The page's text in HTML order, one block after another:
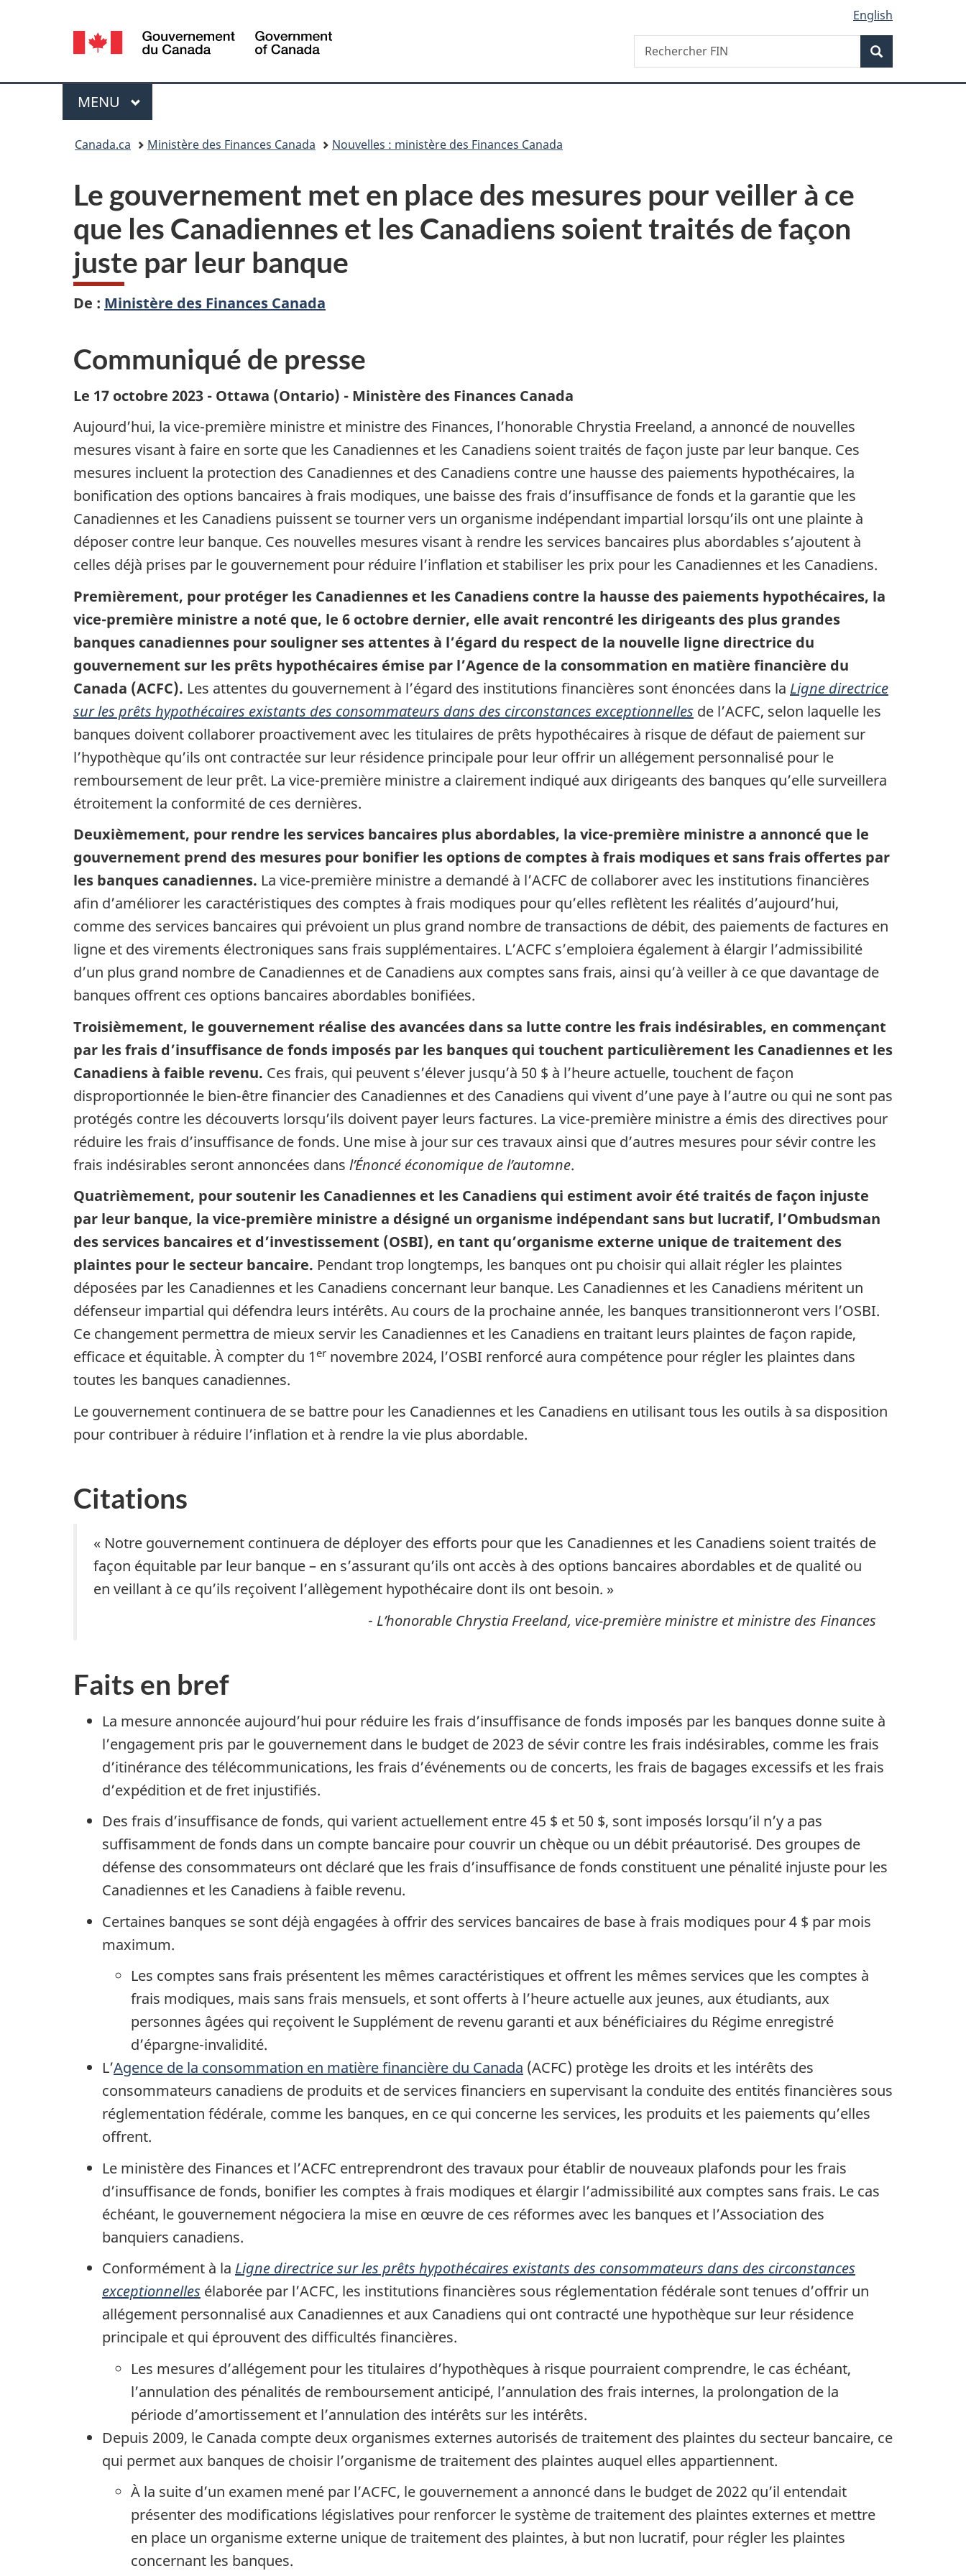
sujet
HTML
Sélection
de
la
langue
English
Canada
Recherche
Rechercher
FIN
Menu
MENU PRINCIPAL
Canada.ca Ministère des Finances Canada Nouvelles : ministère des Finances Canada
Le gouvernement met en place des mesures pour veiller à ce
que les Canadiennes et les Canadiens soient traités de façon
juste par leur banque
De : Ministère des Finances Canada
Communiqué de presse
Le 17 octobre 2023 - Ottawa (Ontario) - Ministère des Finances Canada
Aujourd’hui, la vice-première ministre et ministre des Finances, l’honorable Chrystia Freeland, a annoncé de nouvelles
mesures visant à faire en sorte que les Canadiennes et les Canadiens soient traités de façon juste par leur banque. Ces
mesures incluent la protection des Canadiennes et des Canadiens contre une hausse des paiements hypothécaires, la
bonification des options bancaires à frais modiques, une baisse des frais d’insuffisance de fonds et la garantie que les
Canadiennes et les Canadiens puissent se tourner vers un organisme indépendant impartial lorsqu’ils ont une plainte à
déposer contre leur banque. Ces nouvelles mesures visant à rendre les services bancaires plus abordables s’ajoutent à
celles déjà prises par le gouvernement pour réduire l’inflation et stabiliser les prix pour les Canadiennes et les Canadiens.
Premièrement, pour protéger les Canadiennes et les Canadiens contre la hausse des paiements hypothécaires, la
vice-première ministre a noté que, le 6 octobre dernier, elle avait rencontré les dirigeants des plus grandes
banques canadiennes pour souligner ses attentes à l’égard du respect de la nouvelle ligne directrice du
gouvernement sur les prêts hypothécaires émise par l’Agence de la consommation en matière financière du
Canada (ACFC). Les attentes du gouvernement à l’égard des institutions financières sont énoncées dans la Ligne directrice
sur les prêts hypothécaires existants des consommateurs dans des circonstances exceptionnelles de l’ACFC, selon laquelle les
banques doivent collaborer proactivement avec les titulaires de prêts hypothécaires à risque de défaut de paiement sur
l’hypothèque qu’ils ont contractée sur leur résidence principale pour leur offrir un allégement personnalisé pour le
remboursement de leur prêt. La vice-première ministre a clairement indiqué aux dirigeants des banques qu’elle surveillera
étroitement la conformité de ces dernières.
Deuxièmement, pour rendre les services bancaires plus abordables, la vice-première ministre a annoncé que le
gouvernement prend des mesures pour bonifier les options de comptes à frais modiques et sans frais offertes par
les banques canadiennes. La vice‑première ministre a demandé à l’ACFC de collaborer avec les institutions financières
afin d’améliorer les caractéristiques des comptes à frais modiques pour qu’elles reflètent les réalités d’aujourd’hui,
comme des services bancaires qui prévoient un plus grand nombre de transactions de débit, des paiements de factures en
ligne et des virements électroniques sans frais supplémentaires. L’ACFC s’emploiera également à élargir l’admissibilité
d’un plus grand nombre de Canadiennes et de Canadiens aux comptes sans frais, ainsi qu’à veiller à ce que davantage de
banques offrent ces options bancaires abordables bonifiées.
Troisièmement, le gouvernement réalise des avancées dans sa lutte contre les frais indésirables, en commençant
par les frais d’insuffisance de fonds imposés par les banques qui touchent particulièrement les Canadiennes et les
Canadiens à faible revenu. Ces frais, qui peuvent s’élever jusqu’à 50 $ à l’heure actuelle, touchent de façon
disproportionnée le bien-être financier des Canadiennes et des Canadiens qui vivent d’une paye à l’autre ou qui ne sont pas
protégés contre les découverts lorsqu’ils doivent payer leurs factures. La vice-première ministre a émis des directives pour
réduire les frais d’insuffisance de fonds. Une mise à jour sur ces travaux ainsi que d’autres mesures pour sévir contre les
frais indésirables seront annoncées dans l’Énoncé économique de l’automne.
Quatrièmement, pour soutenir les Canadiennes et les Canadiens qui estiment avoir été traités de façon injuste
par leur banque, la vice-première ministre a désigné un organisme indépendant sans but lucratif, l’Ombudsman
des services bancaires et d’investissement (OSBI), en tant qu’organisme externe unique de traitement des
plaintes pour le secteur bancaire. Pendant trop longtemps, les banques ont pu choisir qui allait régler les plaintes
déposées par les Canadiennes et les Canadiens concernant leur banque. Les Canadiennes et les Canadiens méritent un
défenseur impartial qui défendra leurs intérêts. Au cours de la prochaine année, les banques transitionneront vers l’OSBI.
Ce changement permettra de mieux servir les Canadiennes et les Canadiens en traitant leurs plaintes de façon rapide,
efficace et équitable. À compter du 1 er novembre 2024, l’OSBI renforcé aura compétence pour régler les plaintes dans
toutes les banques canadiennes.
Le gouvernement continuera de se battre pour les Canadiennes et les Canadiens en utilisant tous les outils à sa disposition
pour contribuer à réduire l’inflation et à rendre la vie plus abordable.
Citations
« Notre gouvernement continuera de déployer des efforts pour que les Canadiennes et les Canadiens soient traités de
façon équitable par leur banque – en s’assurant qu’ils ont accès à des options bancaires abordables et de qualité ou
en veillant à ce qu’ils reçoivent l’allègement hypothécaire dont ils ont besoin. »
- L’honorable Chrystia Freeland, vice-première ministre et ministre des Finances
Faits en bref
La mesure annoncée aujourd’hui pour réduire les frais d’insuffisance de fonds imposés par les banques donne suite à
l’engagement pris par le gouvernement dans le budget de 2023 de sévir contre les frais indésirables, comme les frais
d’itinérance des télécommunications, les frais d’événements ou de concerts, les frais de bagages excessifs et les frais
d’expédition et de fret injustifiés.
Des frais d’insuffisance de fonds, qui varient actuellement entre 45 $ et 50 $, sont imposés lorsqu’il n’y a pas
suffisamment de fonds dans un compte bancaire pour couvrir un chèque ou un débit préautorisé. Des groupes de
défense des consommateurs ont déclaré que les frais d’insuffisance de fonds constituent une pénalité injuste pour les
Canadiennes et les Canadiens à faible revenu.
Certaines banques se sont déjà engagées à offrir des services bancaires de base à frais modiques pour 4 $ par mois
maximum.
Les comptes sans frais présentent les mêmes caractéristiques et offrent les mêmes services que les comptes à
frais modiques, mais sans frais mensuels, et sont offerts à l’heure actuelle aux jeunes, aux étudiants, aux
personnes âgées qui reçoivent le Supplément de revenu garanti et aux bénéficiaires du Régime enregistré
d’épargne-invalidité.
L’Agence de la consommation en matière financière du Canada (ACFC) protège les droits et les intérêts des
consommateurs canadiens de produits et de services financiers en supervisant la conduite des entités financières sous
réglementation fédérale, comme les banques, en ce qui concerne les services, les produits et les paiements qu’elles
offrent.
Le ministère des Finances et l’ACFC entreprendront des travaux pour établir de nouveaux plafonds pour les frais
d’insuffisance de fonds, bonifier les comptes à frais modiques et élargir l’admissibilité aux comptes sans frais. Le cas
échéant, le gouvernement négociera la mise en œuvre de ces réformes avec les banques et l’Association des
banquiers canadiens.
Conformément à la Ligne directrice sur les prêts hypothécaires existants des consommateurs dans des circonstances
exceptionnelles élaborée par l’ACFC, les institutions financières sous réglementation fédérale sont tenues d’offrir un
allégement personnalisé aux Canadiennes et aux Canadiens qui ont contracté une hypothèque sur leur résidence
principale et qui éprouvent des difficultés financières.
Les mesures d’allégement pour les titulaires d’hypothèques à risque pourraient comprendre, le cas échéant,
l’annulation des pénalités de remboursement anticipé, l’annulation des frais internes, la prolongation de la
période d’amortissement et l’annulation des intérêts sur les intérêts.
Depuis 2009, le Canada compte deux organismes externes autorisés de traitement des plaintes du secteur bancaire, ce
qui permet aux banques de choisir l’organisme de traitement des plaintes auquel elles appartiennent.
À la suite d’un examen mené par l’ACFC, le gouvernement a annoncé dans le budget de 2022 qu’il entendait
présenter des modifications législatives pour renforcer le système de traitement des plaintes externes et mettre
en place un organisme externe unique de traitement des plaintes, à but non lucratif, pour régler les plaintes
concernant les banques.